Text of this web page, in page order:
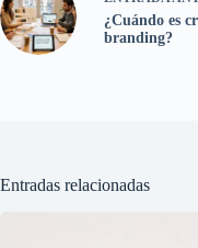
¿Cuándo es
branding?
Entradas relacionadas